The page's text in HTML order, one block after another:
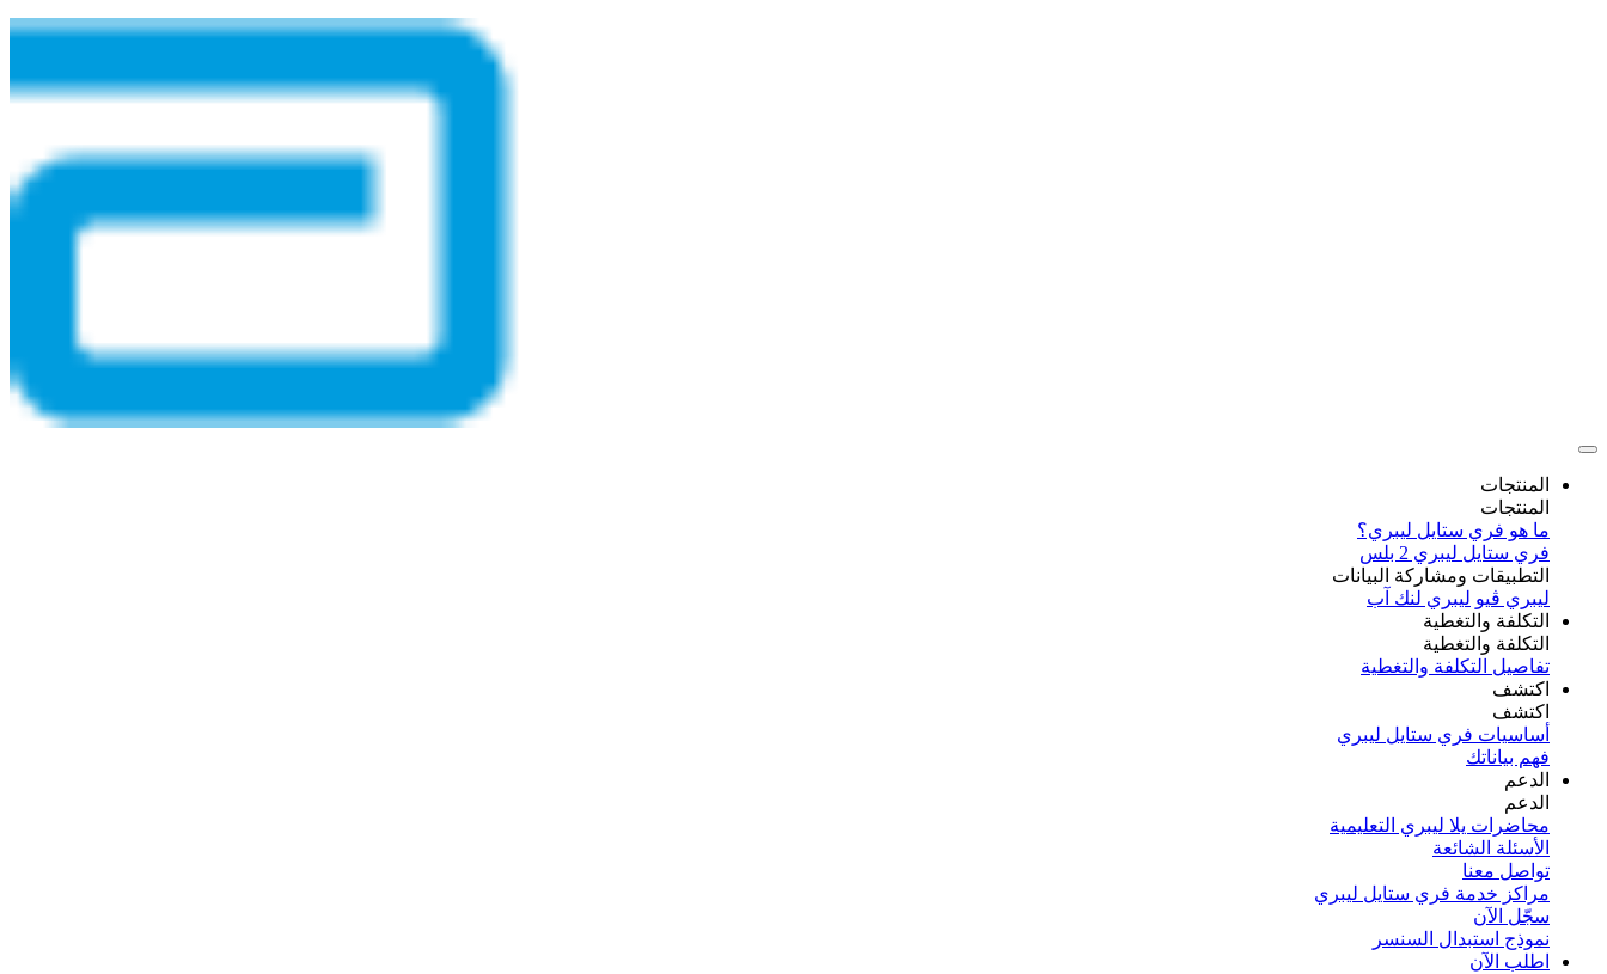
المنتجات
المنتجات
ما هو فري ستايل ليبري؟
فري ستايل ليبري 2 بلس​
التطبيقات ومشاركة البيانات
ليبري ڤيو ليبري لنك آب
التكلفة والتغطية
التكلفة والتغطية
تفاصيل التكلفة والتغطية
اكتشف​
اكتشف​
أساسيات فري ستايل ليبري
فهم بياناتك
الدعم
الدعم
محاضرات يلا ليبري التعليمية
الأسئلة الشائعة
تواصل معنا
مراكز خدمة فري ستايل ليبري
سجّل الآن​
نموذج استبدال السنسر
اطلب الآن